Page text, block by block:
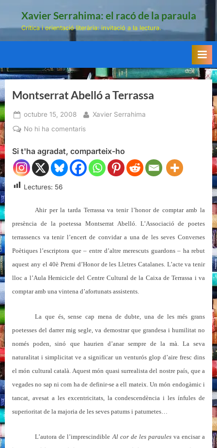
Xavier Serrahima: el racó de la paraula
Crítica i orientació literària: invitació a la lectura.
Montserrat Abelló a Terrassa
Posted
on
octubre 15, 2008 By
Xavier Serrahima
No hi ha comentarisa
Abelló
a
Terrassa
Si t'ha agradat, comparteix-ho
Lectures: 56
Ahir per la tarda Terrassa va tenir l’honor de comptar amb la
presència de la poetessa Montserrat Abelló. L’Associació de poetes
terrassencs va tenir l’encert de convidar a una de les seves Converses
Poètiques l’escriptora que – entre d’altre merescuts guardons – ha rebut
aquest any el 40è Premi d’Honor de les Lletres Catalanes. L’acte va tenir
lloc a l’Aula Hemicicle del Centre Cultural de la Caixa de Terrassa i va
comptar amb una vintena d’afortunats assistents.
La que és, sense cap mena de dubte, una de les més grans
poetesses del darrer mig segle, va demostrar que grandesa i humilitat no
només poden, sinó que haurien d’anar sempre de la mà. La seva
naturalitat i simplicitat ve a significar un venturós glop d’aire fresc dins
el món cultural català. Aquest món quasi surrealista del nostre país, que a
vegades no sap ni com ha de definir-se a ell mateix. Un món endogàmic i
tancat, avesat a les excentricitats, la condescendència i les ínfules de
superioritat de la majoria de les seves patums i patumetes…
L’autora de l’imprescindibleAl cor de les paraulesva encisar a